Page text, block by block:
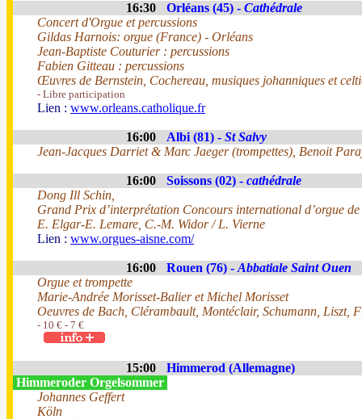
16:30 Orléans (45) - Cathédrale
Concert d'Orgue et percussions
Gildas Harnois: orgue (France) - Orléans
Jean-Baptiste Couturier : percussions
Fabien Gitteau : percussions
Œuvres de Bernstein, Cochereau, musiques johanniques et
- Libre participation
Lien : www.orleans.catholique.fr
16:00 Albi (81) - St Salvy
Jean-Jacques Darriet & Marc Jaeger (trompettes), Benoit
16:00 Soissons (02) - cathédrale
Dong Ill Schin,
Grand Prix d’interprétation Concours international d’orgue
E. Elgar-E. Lemare, C.-M. Widor / L. Vierne
Lien : www.orgues-aisne.com/
16:00 Rouen (76) - Abbatiale Saint Ouen
Orgue et trompette
Marie-Andrée Morisset-Balier et Michel Morisset
Oeuvres de Bach, Clérambault, Montéclair, Schumann, Liszt,
- 10 € - 7 €
15:00
Himmerod (Allemagne)
Himmeroder Orgelsommer
Johannes Geffert
Köln